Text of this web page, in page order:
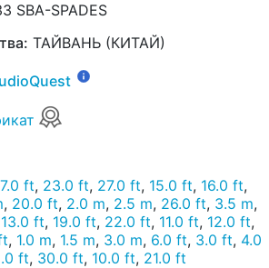
SBA-SPADES
ТАЙВАНЬ (КИТАЙ)
ft, 23.0 ft, 27.0 ft, 15.0 ft, 16.0 ft,
, 20.0 ft, 2.0 m, 2.5 m, 26.0 ft, 3.5 m,
13.0 ft, 19.0 ft, 22.0 ft, 11.0 ft, 12.0 ft,
, 1.0 m, 1.5 m, 3.0 m, 6.0 ft, 3.0 ft, 4.0
ft, 30.0 ft, 10.0 ft, 21.0 ft